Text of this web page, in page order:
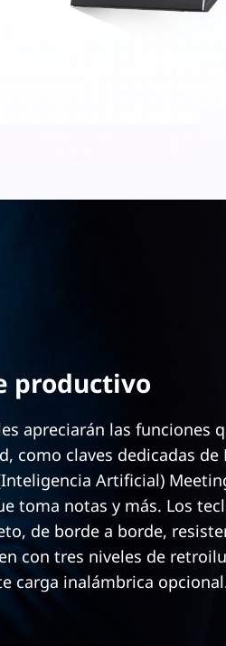
productivo
apreciarán las funciones
como claves dedicadas
Artificial)
toma notas y más. Los
de borde a borde,
con tres niveles de
carga inalámbrica